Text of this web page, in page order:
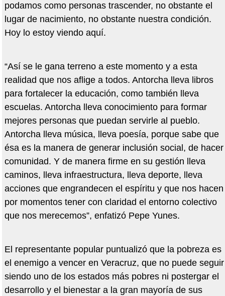
podamos como personas trascender, no obstante el
lugar de nacimiento, no obstante nuestra condición.
Hoy lo estoy viendo aquí.
“Así se le gana terreno a este momento y a esta
realidad que nos aflige a todos. Antorcha lleva libros
para fortalecer la educación, como también lleva
escuelas. Antorcha lleva conocimiento para formar
mejores personas que puedan servirle al pueblo.
Antorcha lleva música, lleva poesía, porque sabe que
ésa es la manera de generar inclusión social, de hacer
comunidad. Y de manera firme en su gestión lleva
caminos, lleva infraestructura, lleva deporte, lleva
acciones que engrandecen el espíritu y que nos hacen
por momentos tener con claridad el entorno colectivo
que nos merecemos”, enfatizó Pepe Yunes.
El representante popular puntualizó que la pobreza es
el enemigo a vencer en Veracruz, que no puede seguir
siendo uno de los estados más pobres ni postergar el
desarrollo y el bienestar a la gran mayoría de sus